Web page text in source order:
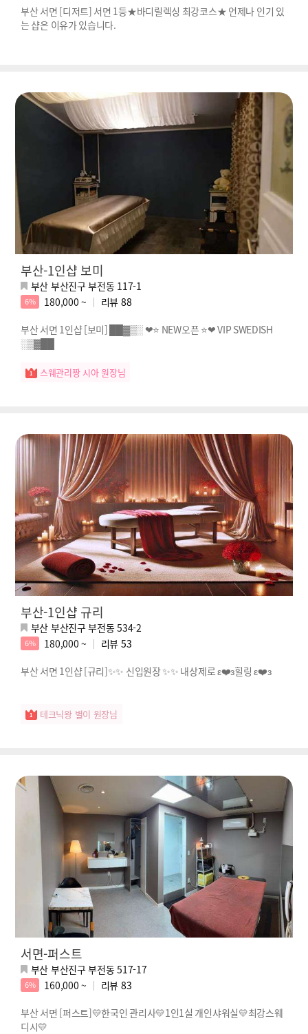
부산 서면 [디저트] 서면 1등★바디릴렉싱 최강코스★ 언제나 인기 있
는 샵은 이유가 있습니다.
부산-1인샵 보미
부산 부산진구 부전동 117-1
6% 180,000 ~ 리뷰 88
부산 서면 1인샵 [보미] ██▓▒░ ❤⭐ NEW오픈 ⭐❤ VIP SWEDISH
░▒▓██
스웨관리짱 시아 원장님
부산-1인샵 규리
부산 부산진구 부전동 534-2
6% 180,000 ~ 리뷰 53
부산 서면 1인샵 [규리]✨✨ 신입원장 ✨✨ 내상제로 ε❤️з힐링 ε❤️з
테크닉왕 별이 원장님
서면-퍼스트
부산 부산진구 부전동 517-17
6% 160,000 ~ 리뷰 83
부산 서면 [퍼스트]💛한국인 관리사💛1인1실 개인샤워실💛최강스웨
디시💛